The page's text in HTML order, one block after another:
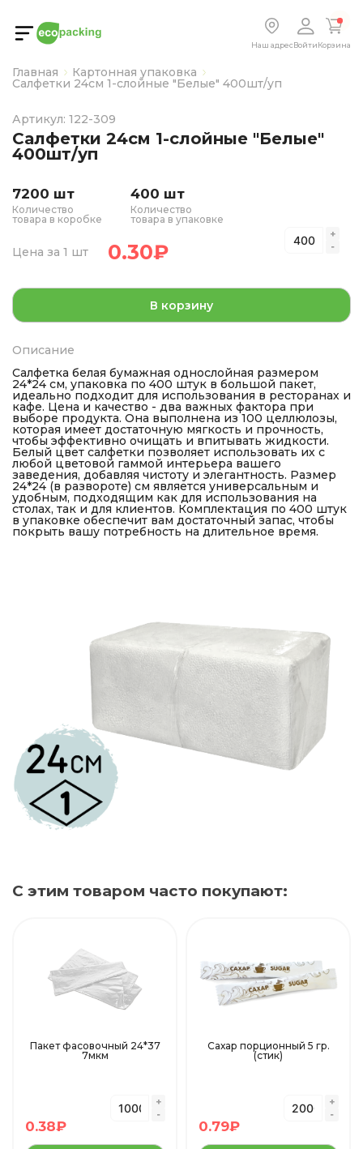
Наш адресВойтиКорзина
Главная Картонная упаковка
Салфетки 24см 1-слойные "Белые" 400шт/уп
Артикул: 122-309
Салфетки 24см 1-слойные "Белые"
400шт/уп
7200 шт
Количество
товара в коробке
400 шт
Количество
товара в упаковке
Цена за 1 шт 0.30₽
В корзину
Описание
Салфетка белая бумажная однослойная размером
24*24 см, упаковка по 400 штук в большой пакет,
идеально подходит для использования в ресторанах и
кафе. Цена и качество - два важных фактора при
выборе продукта. Она выполнена из 100 целлюлозы,
которая имеет достаточную мягкость и прочность,
чтобы эффективно очищать и впитывать жидкости.
Белый цвет салфетки позволяет использовать их с
любой цветовой гаммой интерьера вашего
заведения, добавляя чистоту и элегантность. Размер
24*24 (в развороте) см является универсальным и
удобным, подходящим как для использования на
столах, так и для клиентов. Комплектация по 400 штук
в упаковке обеспечит вам достаточный запас, чтобы
покрыть вашу потребность на длительное время.
С этим товаром часто покупают:
Пакет фасовочный 24*37
7мкм
0.38₽
Сахар порционный 5 гр.
(стик)
0.79₽